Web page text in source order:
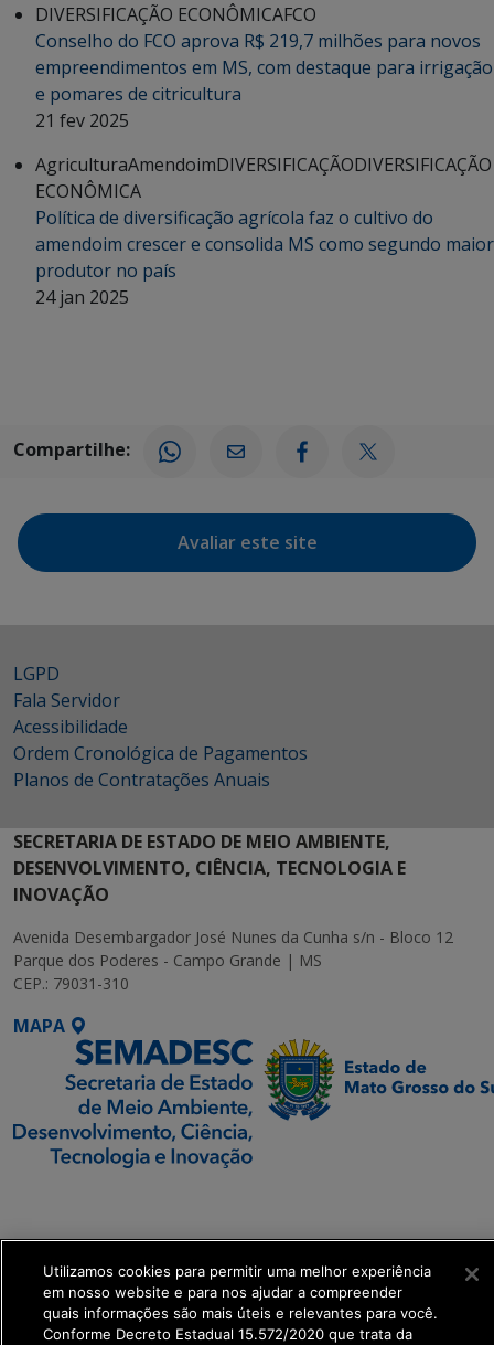
DIVERSIFICAÇÃO ECONÔMICAFCO
Conselho do FCO aprova R$ 219,7 milhões para novos
empreendimentos em MS, com destaque para irrigação
e pomares de citricultura
21 fev 2025
AgriculturaAmendoimDIVERSIFICAÇÃODIVERSIFICAÇÃO
ECONÔMICA
Política de diversificação agrícola faz o cultivo do
amendoim crescer e consolida MS como segundo maior
produtor no país
24 jan 2025
Compartilhe:
Avaliar este site
LGPD
Fala Servidor
Acessibilidade
Ordem Cronológica de Pagamentos
Planos de Contratações Anuais
SECRETARIA DE ESTADO DE MEIO AMBIENTE,
DESENVOLVIMENTO, CIÊNCIA, TECNOLOGIA E
INOVAÇÃO
Avenida Desembargador José Nunes da Cunha s/n - Bloco 12
Parque dos Poderes - Campo Grande | MS
CEP.: 79031-310
MAPA
Transformação Digital
get_footer();
Utilizamos cookies para permitir uma melhor experiência
em nosso website e para nos ajudar a compreender
quais informações são mais úteis e relevantes para você.
Conforme Decreto Estadual 15.572/2020 que trata da